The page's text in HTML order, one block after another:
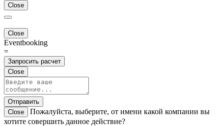
Close
Close
Eventbooking
=
Запросить расчет
Close
Отправить
Close
Пожалуйста, выберите, от имени какой компании вы
хотите совершить данное действие?